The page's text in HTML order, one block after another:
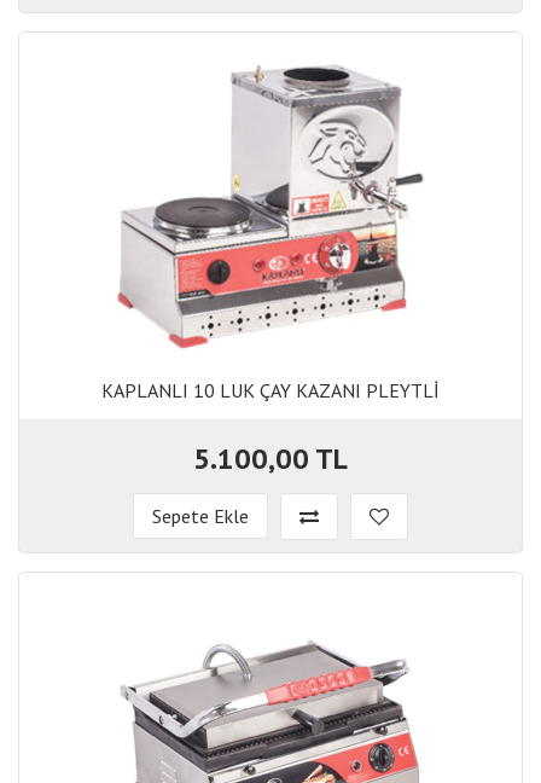
KAPLANLI 10 LUK ÇAY KAZANI PLEYTLİ
5.100,00 TL
KAPLANLI 10 LUK ÇAY KAZANI PLEYTLİ
Sepete Ekle